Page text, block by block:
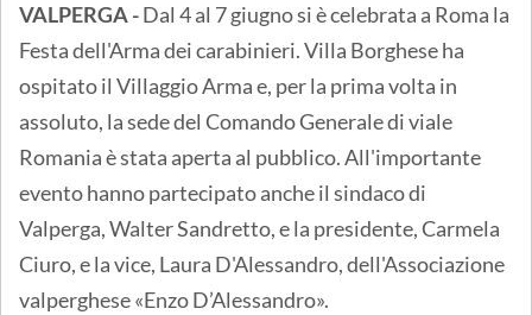
VALPERGA -Dal 4 al 7 giugno si è celebrata a Roma la
Festa dell'Arma dei carabinieri. Villa Borghese ha
ospitato il Villaggio Arma e, per la prima volta in
assoluto, la sede del Comando Generale di viale
Romania è stata aperta al pubblico. All'importante
evento hanno partecipato anche il sindaco di
Valperga, Walter Sandretto, e la presidente, Carmela
Ciuro, e la vice, Laura D'Alessandro, dell'Associazione
valperghese «Enzo D’Alessandro».